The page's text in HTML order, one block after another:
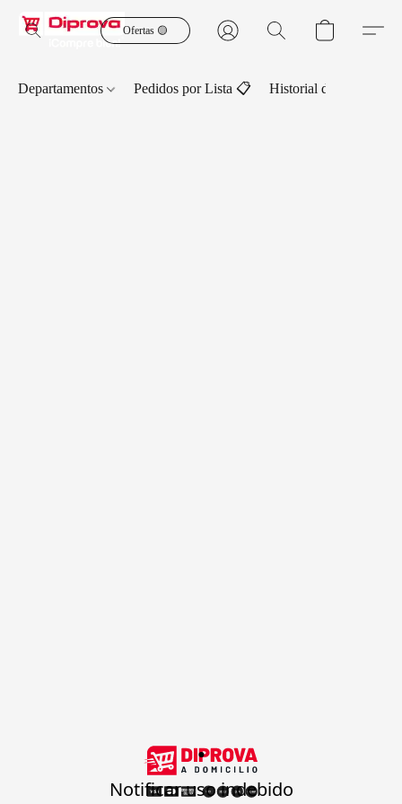
Ofertas 🟡
Departamentos Pedidos por Lista 📋 Historial de Pedidos
.
Notificar uso indebido